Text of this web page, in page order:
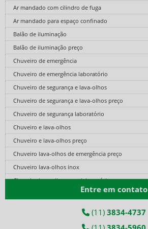
Ar mandado com cilindro de fuga
Ar mandado para espaço confinado
Balão de iluminação
Balão de iluminação preço
Chuveiro de emergência
Chuveiro de emergência laboratório
Chuveiro de segurança e lava-olhos
Chuveiro de segurança e lava-olhos preço
Chuveiro de segurança laboratório
Chuveiro e lava-olhos
Chuveiro e lava-olhos preço
Chuveiro lava-olhos de emergência preço
Chuveiro lava-olhos inox
Chuveiro lava-olhos para laboratório
Cilindro de ar comprimido fibra de carbono
Cilindro de ar fibra de carbono
Entre em contato
(11) 3834-4737